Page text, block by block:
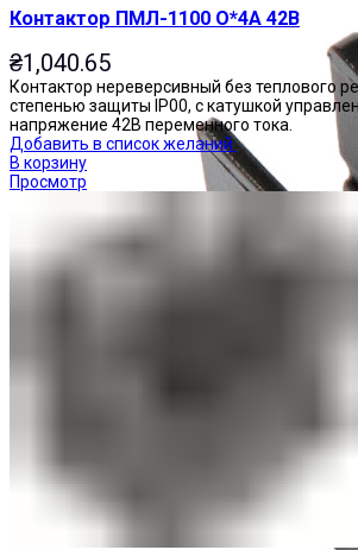
Контактор ПМЛ-1100 О*4А 42В
₴1,040.65
Контактор нереверсивный без теплового
степенью защиты IP00, с катушкой
напряжение 42В переменного тока.
Добавить в список желаний
В корзину
Просмотр